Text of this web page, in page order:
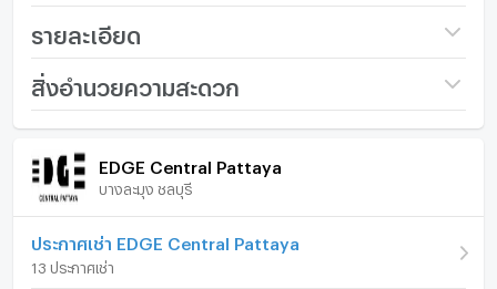
สระว่ายน้ำ
ฟิตเนส
จากุซซี่
ยังไม่เจอที่พักที่ถูกใจใช่หรือไม่
ประเทศไทย ทั้งในกรุงเทพฯ ภูเก็ต พัทยา หัวหิน เกาะสมุย
เชียงใหม่ และที่อื่นๆ อีกมากมาย ด้วยบริการจากทีมงานที่เป็น
รายละเอียด
ชื่อโครงการ EDGE Central Pattaya
รูปแบบห้อง
จำนวนห้องนอน
สิ่งอำนวยความสะดวก
ภายในห้อง ภายในโครงการ
เฟอร์นิเจอร์
โทรศัพท์บ้าน
EDGE Central Pattaya
บางละมุง ชลบุรี
ประกาศเช่า EDGE Central Pattaya
13 ประกาศเช่า